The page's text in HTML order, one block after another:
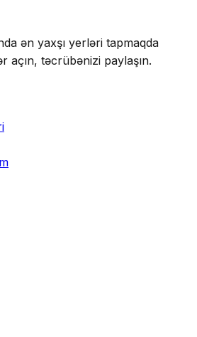
ən yaxşı yerləri tapmaqda
açın, təcrübənizi paylaşın.